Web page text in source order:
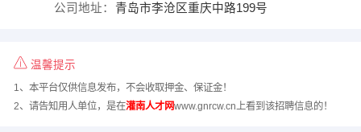
公司地址： 青岛市李沧区重庆中路199号
温馨提示
1、本平台仅供信息发布，不会收取押金、保证金！
2、请告知用人单位，是在灌南人才网www.gnrcw.cn上看到该招聘信息的！